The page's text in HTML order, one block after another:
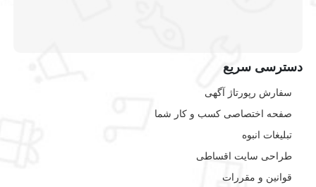
دسترسی سریع
سفارش رپورتاژ آگهی
صفحه اختصاصی کسب و کار شما
تبلیغات انبوه
طراحی سایت اقساطی
قوانین و مقررات